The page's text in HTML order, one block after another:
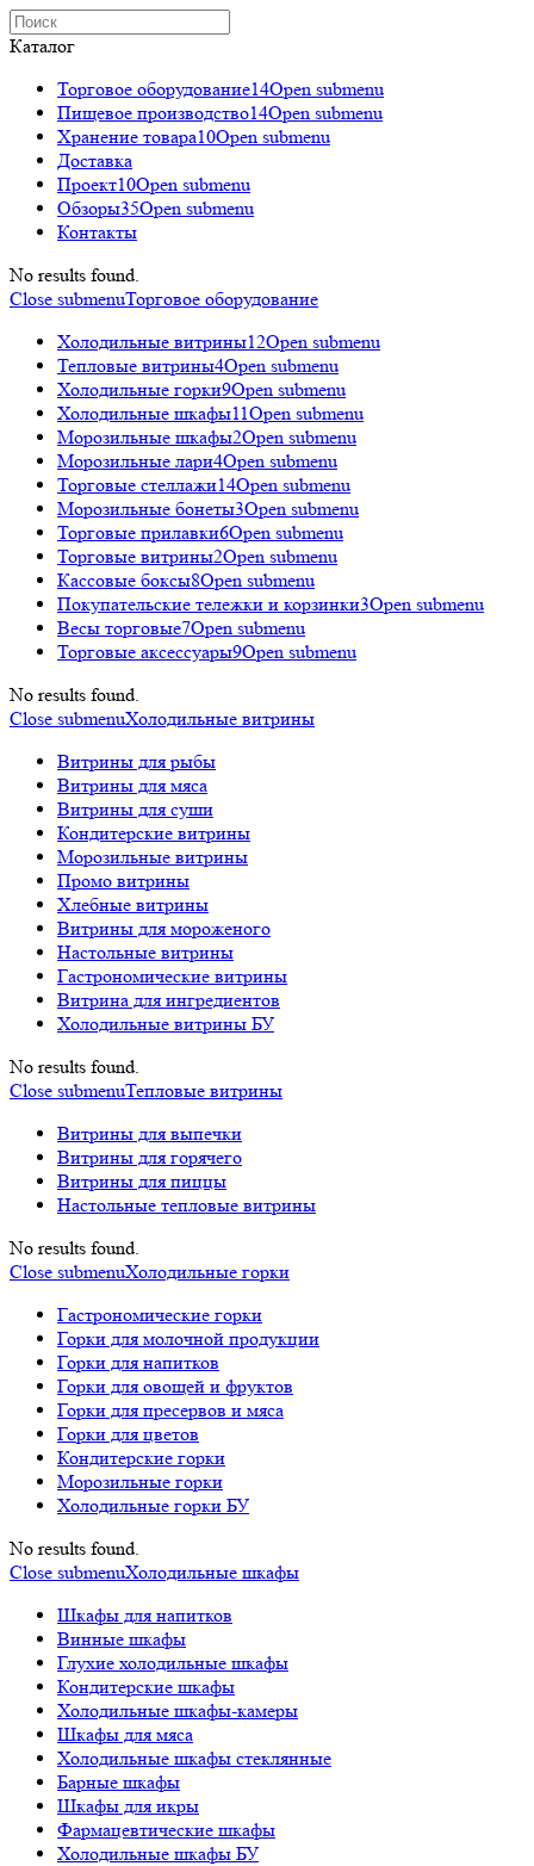
Каталог
Торговое оборудованиe14Open submenu
Пищевое производство14Open submenu
Хранение товара10Open submenu
Доставка
Проект10Open submenu
Обзоры35Open submenu
Контакты
No results found.
Close submenuТорговое оборудованиe
Холодильные витрины12Open submenu
Тепловые витрины4Open submenu
Холодильные горки9Open submenu
Холодильные шкафы11Open submenu
Морозильные шкафы2Open submenu
Морозильные лари4Open submenu
Торговые стеллажи14Open submenu
Морозильные бонеты3Open submenu
Торговые прилавки6Open submenu
Торговые витрины2Open submenu
Кассовые боксы8Open submenu
Покупательские тележки и корзинки3Open submenu
Весы торговые7Open submenu
Торговые аксессуары9Open submenu
No results found.
Close submenuХолодильные витрины
Витрины для рыбы
Витрины для мяса
Витрины для суши
Кондитерские витрины
Морозильные витрины
Промо витрины
Хлебные витрины
Витрины для мороженого
Настольные витрины
Гастрономические витрины
Витрина для ингредиентов
Холодильные витрины БУ
No results found.
Close submenuТепловые витрины
Витрины для выпечки
Витрины для горячего
Витрины для пиццы
Настольные тепловые витрины
No results found.
Close submenuХолодильные горки
Гастрономические горки
Горки для молочной продукции
Горки для напитков
Горки для овощей и фруктов
Горки для пресервов и мяса
Горки для цветов
Кондитерские горки
Морозильные горки
Холодильные горки БУ
No results found.
Close submenuХолодильные шкафы
Шкафы для напитков
Винные шкафы
Глухие холодильные шкафы
Кондитерские шкафы
Холодильные шкафы-камеры
Шкафы для мяса
Холодильные шкафы стеклянные
Барные шкафы
Шкафы для икры
Фармацевтические шкафы
Холодильные шкафы БУ